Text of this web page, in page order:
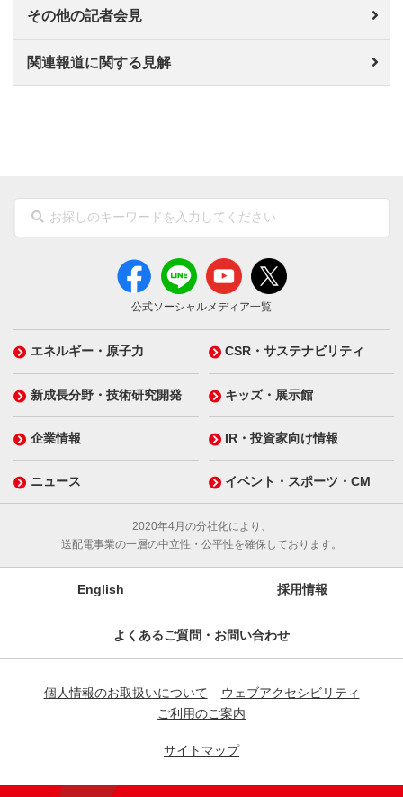
その他の記者会見
関連報道に関する見解
公式ソーシャルメディア一覧
エネルギー・原子力 CSR・サステナビリティ
新成長分野・技術研究開発 キッズ・展示館
企業情報 IR・投資家向け情報
ニュース イベント・スポーツ・CM
2020年4月の分社化により、
送配電事業の一層の中立性・公平性を確保しております。
English 採用情報
よくあるご質問・お問い合わせ
個人情報のお取扱いについて
ウェブアクセシビリティ
ご利用のご案内
サイトマップ